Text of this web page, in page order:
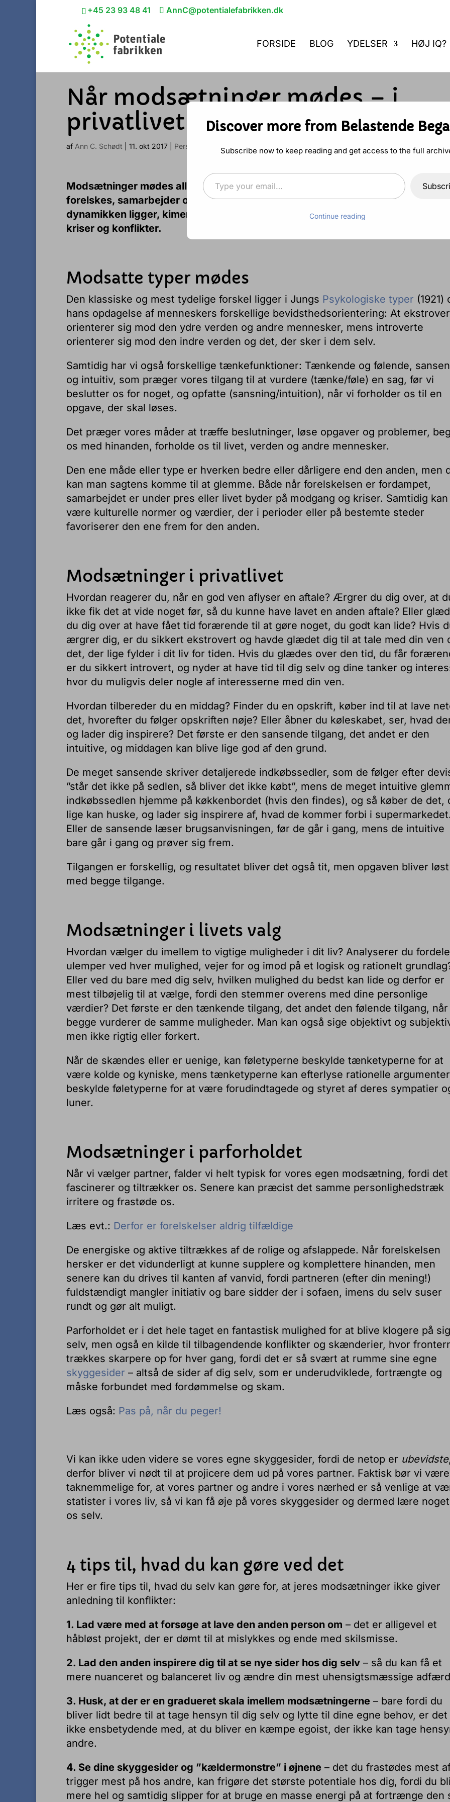
+45 23 93 48 41 AnnC@potentialefabrikken.dk
FORSIDE BLOG YDELSER HØJ IQ?
Når modsætninger mødes – i
privatlivet
af Ann C. Schødt 11. okt 2017 Personlig udvikling
Modsætninger mødes alle vegne. De tiltrækkes og frastødes, forundres og
forelskes, samarbejder og modarbejder. Det er i modsætningerne hele
dynamikken ligger, kimen til forandring og udvikling, men også de potentielle
kriser og konflikter.
Modsatte typer mødes
Den klassiske og mest tydelige forskel ligger i Jungs Psykologiske typer (1921)
hans opdagelse af menneskers forskellige bevidsthedsorientering: At
orienterer sig mod den ydre verden og andre mennesker, mens introverte
orienterer sig mod den indre verden og det, der sker i dem selv.
Samtidig har vi også forskellige tænkefunktioner: Tænkende og følende,
og intuitiv, som præger vores tilgang til at vurdere (tænke/føle) en sag, før vi
beslutter os for noget, og opfatte (sansning/intuition), når vi forholder os til en
opgave, der skal løses.
Det præger vores måder at træffe beslutninger, løse opgaver og problemer,
os med hinanden, forholde os til livet, verden og andre mennesker.
Den ene måde eller type er hverken bedre eller dårligere end den anden, men
kan man sagtens komme til at glemme. Både når forelskelsen er fordampet,
samarbejdet er under pres eller livet byder på modgang og kriser. Samtidig
være kulturelle normer og værdier, der i perioder eller på bestemte steder
favoriserer den ene frem for den anden.
Modsætninger i privatlivet
Hvordan reagerer du, når en god ven aflyser en aftale? Ærgrer du dig over, at
ikke fik det at vide noget før, så du kunne have lavet en anden aftale? Eller
du dig over at have fået tid forærende til at gøre noget, du godt kan lide? Hvis
ærgrer dig, er du sikkert ekstrovert og havde glædet dig til at tale med din ven
det, der lige fylder i dit liv for tiden. Hvis du glædes over den tid, du får
er du sikkert introvert, og nyder at have tid til dig selv og dine tanker og
hvor du muligvis deler nogle af interesserne med din ven.
Hvordan tilbereder du en middag? Finder du en opskrift, køber ind til at lave
det, hvorefter du følger opskriften nøje? Eller åbner du køleskabet, ser, hvad
og lader dig inspirere? Det første er den sansende tilgang, det andet er den
intuitive, og middagen kan blive lige god af den grund.
De meget sansende skriver detaljerede indkøbssedler, som de følger efter
”står det ikke på sedlen, så bliver det ikke købt”, mens de meget intuitive
indkøbssedlen hjemme på køkkenbordet (hvis den findes), og så køber de det,
lige kan huske, og lader sig inspirere af, hvad de kommer forbi i
Eller de sansende læser brugsanvisningen, før de går i gang, mens de intuitive
bare går i gang og prøver sig frem.
Tilgangen er forskellig, og resultatet bliver det også tit, men opgaven bliver løst
med begge tilgange.
Modsætninger i livets valg
Hvordan vælger du imellem to vigtige muligheder i dit liv? Analyserer du
ulemper ved hver mulighed, vejer for og imod på et logisk og rationelt
Eller ved du bare med dig selv, hvilken mulighed du bedst kan lide og derfor er
mest tilbøjelig til at vælge, fordi den stemmer overens med dine personlige
værdier? Det første er den tænkende tilgang, det andet den følende tilgang, når
begge vurderer de samme muligheder. Man kan også sige objektivt og
men ikke rigtig eller forkert.
Når de skændes eller er uenige, kan føletyperne beskylde tænketyperne for at
være kolde og kyniske, mens tænketyperne kan efterlyse rationelle
beskylde føletyperne for at være forudindtagede og styret af deres sympatier
luner.
Modsætninger i parforholdet
Når vi vælger partner, falder vi helt typisk for vores egen modsætning, fordi det
fascinerer og tiltrækker os. Senere kan præcist det samme personlighedstræk
irritere og frastøde os.
Læs evt.: Derfor er forelskelser aldrig tilfældige
De energiske og aktive tiltrækkes af de rolige og afslappede. Når forelskelsen
hersker er det vidunderligt at kunne supplere og komplettere hinanden, men
senere kan du drives til kanten af vanvid, fordi partneren (efter din mening!)
fuldstændigt mangler initiativ og bare sidder der i sofaen, imens du selv suser
rundt og gør alt muligt.
Parforholdet er i det hele taget en fantastisk mulighed for at blive klogere på sig
selv, men også en kilde til tilbagendende konflikter og skænderier, hvor
trækkes skarpere op for hver gang, fordi det er så svært at rumme sine egne
skyggesider – altså de sider af dig selv, som er underudviklede, fortrængte og
måske forbundet med fordømmelse og skam.
Læs også: Pas på, når du peger!
Vi kan ikke uden videre se vores egne skyggesider, fordi de netop er ubevidste
derfor bliver vi nødt til at projicere dem ud på vores partner. Faktisk bør vi være
taknemmelige for, at vores partner og andre i vores nærhed er så venlige at
statister i vores liv, så vi kan få øje på vores skyggesider og dermed lære
os selv.
4 tips til, hvad du kan gøre ved det
Her er fire tips til, hvad du selv kan gøre for, at jeres modsætninger ikke giver
anledning til konflikter:
1. Lad være med at forsøge at lave den anden person om – det er alligevel et
håbløst projekt, der er dømt til at mislykkes og ende med skilsmisse.
2. Lad den anden inspirere dig til at se nye sider hos dig selv – så du kan få et
mere nuanceret og balanceret liv og ændre din mest uhensigtsmæssige
3. Husk, at der er en gradueret skala imellem modsætningerne – bare fordi du
bliver lidt bedre til at tage hensyn til dig selv og lytte til dine egne behov, er det
ikke ensbetydende med, at du bliver en kæmpe egoist, der ikke kan tage
andre.
4. Se dine skyggesider og ”kældermonstre” i øjnene – det du frastødes mest
trigger mest på hos andre, kan frigøre det største potentiale hos dig, fordi du
mere hel og samtidig slipper for at bruge en masse energi på at fortrænge den
Discover more from Belastende
Subscribe now to keep reading and get access to the full
Type your email…
Continue reading